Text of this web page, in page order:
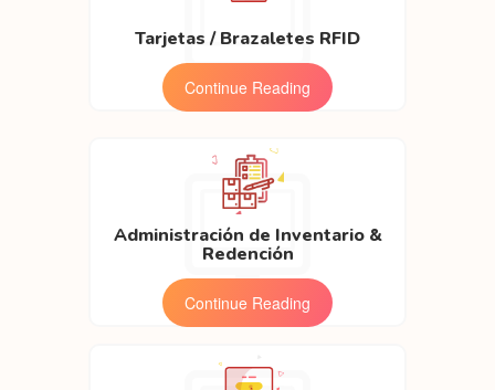
Tarjetas / Brazaletes RFID
Continue Reading
Administración de Inventario &
Redención
Continue Reading